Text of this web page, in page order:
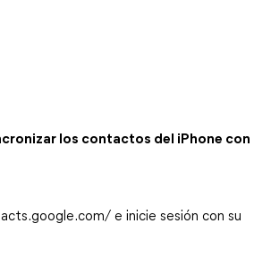
los contactos del iPhone con
e inicie sesión con su